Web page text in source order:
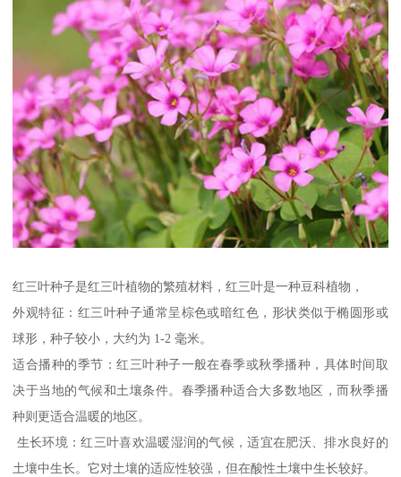
红三叶种子是红三叶植物的繁殖材料，红三叶是一种豆科植物，
外观特征：红三叶种子通常呈棕色或暗红色，形状类似于椭圆形或
球形，种子较小，大约为 1-2 毫米。
适合播种的季节：红三叶种子一般在春季或秋季播种，具体时间取
决于当地的气候和土壤条件。春季播种适合大多数地区，而秋季播
种则更适合温暖的地区。
生长环境：红三叶喜欢温暖湿润的气候，适宜在肥沃、排水良好的
土壤中生长。它对土壤的适应性较强，但在酸性土壤中生长较好。